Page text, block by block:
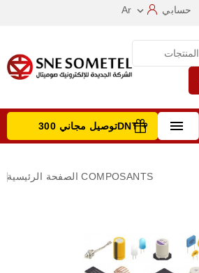
Ar  حسابي
 توصيل مجاني 300DNT +
الصفحة الرئيسية COMPOSANTS